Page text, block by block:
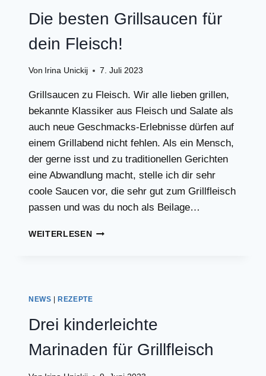
ZU
FLEISCH!
Die besten Grillsaucen für
dein Fleisch!
Von Irina Unickij 7. Juli 2023
Grillsaucen zu Fleisch. Wir alle lieben grillen,
bekannte Klassiker aus Fleisch und Salate als
auch neue Geschmacks-Erlebnisse dürfen auf
einem Grillabend nicht fehlen. Als ein Mensch,
der gerne isst und zu traditionellen Gerichten
eine Abwandlung macht, stelle ich dir sehr
coole Saucen vor, die sehr gut zum Grillfleisch
passen und was du noch als Beilage…
WEITERLESENDIE
NEWS REZEPTE
Drei kinderleichte
Marinaden für Grillfleisch